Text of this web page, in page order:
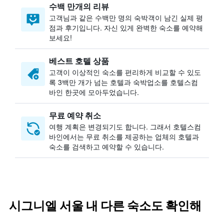
수백 만개의 리뷰
고객님과 같은 수백만 명의 숙박객이 남긴 실제 평
점과 후기입니다. 자신 있게 완벽한 숙소를 예약해
보세요!
베스트 호텔 상품
고객이 이상적인 숙소를 편리하게 비교할 수 있도
록 3백만 개가 넘는 호텔과 숙박업소를 호텔스컴
바인 한곳에 모아두었습니다.
무료 예약 취소
여행 계획은 변경되기도 합니다. ​그래서 호텔스컴
바인에서는 무료 취소를 제공하는 업체의 호텔과
숙소를 검색하고 예약할 수 있습니다.
시그니엘 서울 내 다른 숙소도 확인해